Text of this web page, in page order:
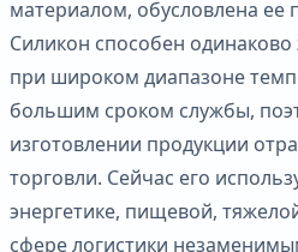
материалом, обусловлена ее
Силикон способен
при широком диапазоне
большим сроком службы,
изготовлении продукции
торговли. Сейчас его
энергетике, пищевой,
сфере логистики